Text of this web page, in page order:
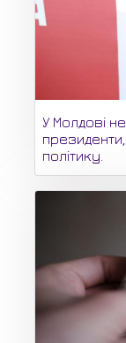
У Молдові
політику.